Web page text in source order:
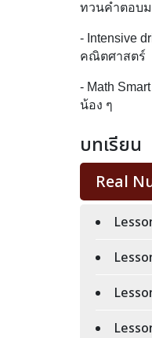
ทวนคำตอบ
- Intensive
คณิตศาสตร์
- Math
น้อง ๆ
บทเรียน
Real